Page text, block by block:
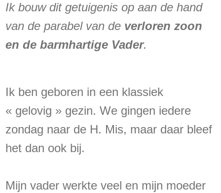
Ik bouw dit getuigenis op aan de hand
van de parabel van de verloren zoon
en de barmhartige Vader.
Ik ben geboren in een klassiek
« gelovig » gezin. We gingen iedere
zondag naar de H. Mis, maar daar bleef
het dan ook bij.
Mijn vader werkte veel en mijn moeder